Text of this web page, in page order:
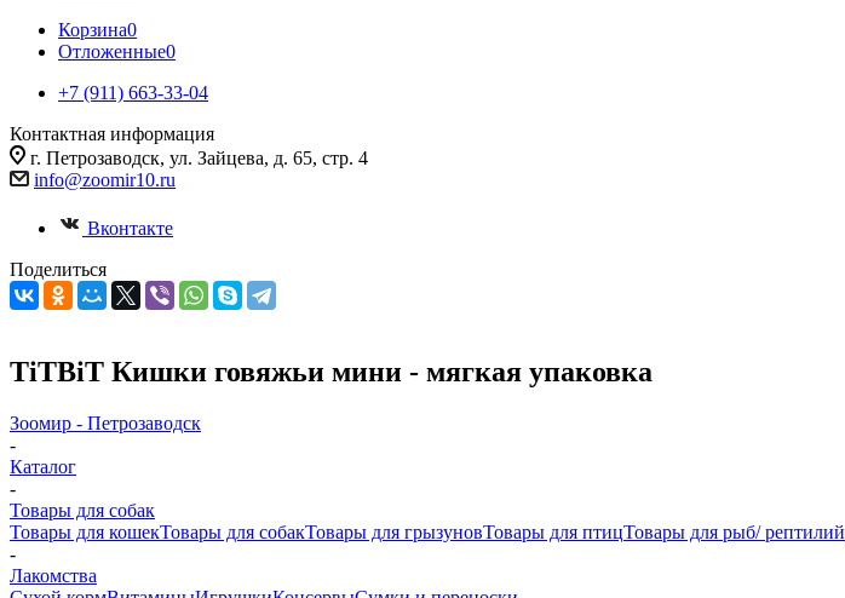
Корзина0
Отложенные0
+7 (911) 663-33-04
Контактная информация
г. Петрозаводск, ул. Зайцева, д. 65, стр. 4
info@zoomir10.ru
Вконтакте
Поделиться
TiTBiT Кишки говяжьи мини - мягкая упаковка
Зоомир - Петрозаводск
-
Каталог
-
Товары для собак
Товары для кошекТовары для собакТовары для грызуновТовары для птицТовары для рыб/ рептилий
-
Лакомства